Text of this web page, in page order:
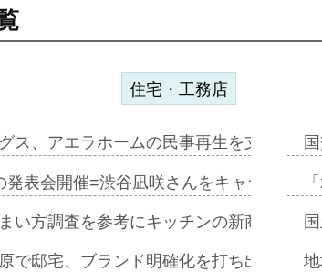
住宅・工務店
ス、アエラホームの民事再生を支援=ス
発表会開催=渋谷凪咲さんをキャラクタ
い方調査を参考にキッチンの新商品=「
で邸宅、ブランド明確化を打ち出す=年